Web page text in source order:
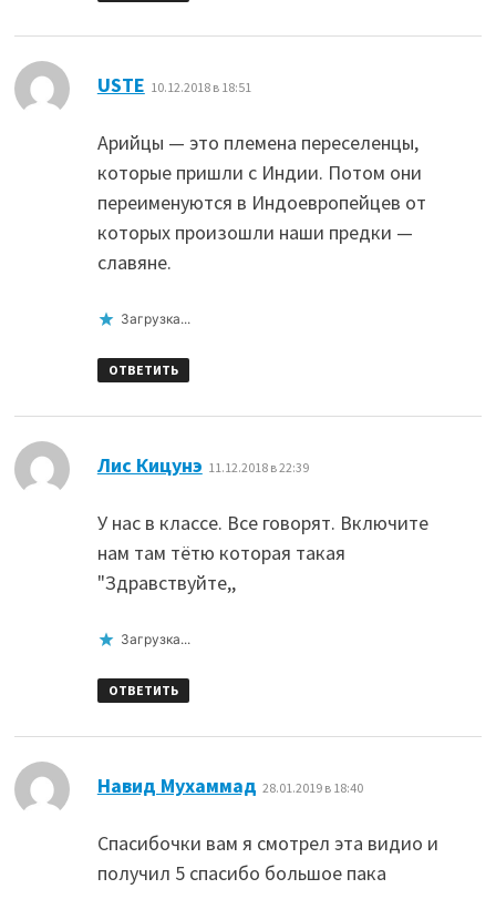
USTE 10.12.2018 в 18:51
Арийцы — это племена переселенцы,
которые пришли с Индии. Потом они
переименуются в Индоевропейцев от
которых произошли наши предки —
славяне.
Загрузка...
ОТВЕТИТЬ
Лис Кицунэ 11.12.2018 в 22:39
У нас в классе. Все говорят. Включите
нам там тётю которая такая
"Здравствуйте,,
Загрузка...
ОТВЕТИТЬ
Навид Мухаммад 28.01.2019 в 18:40
Спасибочки вам я смотрел эта видио и
получил 5 спасибо большое пака